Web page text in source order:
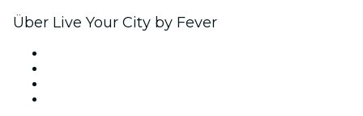
Über Live Your City by Fever